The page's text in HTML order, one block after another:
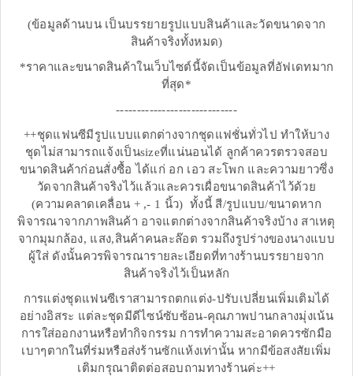
(ข้อมูลด้านบน เป็นบรรยายรูปแบบสินค้าและวัดขนาดจาก
สินค้าจริงทั้งหมด)
*ราคาและขนาดสินค้าในเว็บไซต์นี้จัดเป็นข้อมูลที่อัฟเดทมาก
ที่สุด*
-----------------------------
++ชุดแฟนซีมีรูปแบบแตกต่างจากชุดแฟชั่นทั่วไป ทำให้บาง
ชุดไม่สามารถแจ้งเป็นsizeที่แน่นอนได้ ลูกค้าควรตรวจสอบ
ขนาดสินค้าก่อนสั่งซื้อ ได้แก่ อก เอว สะโพก และความยาวซึ่ง
วัดจากสินค้าจริงไว้แล้วและควรเผื่อขนาดสินค้าไว้ด้วย
(ความคลาดเคลื่อน + ,- 1 นิ้ว) ทั้งนี้ สี/รูปแบบ/ขนาดหาก
พิจารณาจากภาพสินค้า อาจแตกต่างจากสินค้าจริงบ้าง สาเหตุ
จากมุมกล้อง, แสง,สินค้าคนละล๊อต รวมถึงรูปร่างของนางแบบ
ผู้ใส่ ดังนั้นควรพิจารณารายละเอียดที่ทางร้านบรรยายจาก
สินค้าจริงไว้เป็นหลัก
การแต่งชุดแฟนซีเราสามารถตกแต่ง-ปรับเปลี่ยนเพิ่มเติมได้
อย่างอิสระ แต่ละชุดมีดีไซน์ซับซ้อน-คุณภาพปานกลางมุ่งเน้น
การใส่ออกงานหรือทำกิจกรรม การทำความสะอาดควรซักมือ
เบาๆตากในที่ร่มหรือส่งร้านซักแห้งเท่านั้น หากมีข้อสงสัยเพิ่ม
เติมกรุณาติดต่อสอบถามทางร้านค่ะ++